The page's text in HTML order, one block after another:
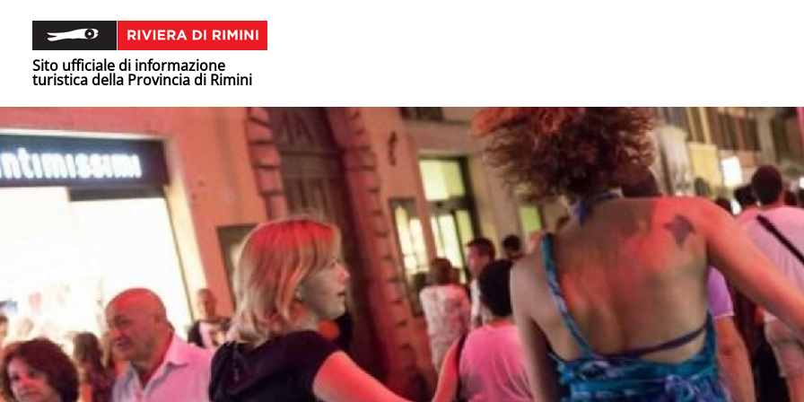
Sito ufficiale di informazione
turistica della Provincia di Rimini